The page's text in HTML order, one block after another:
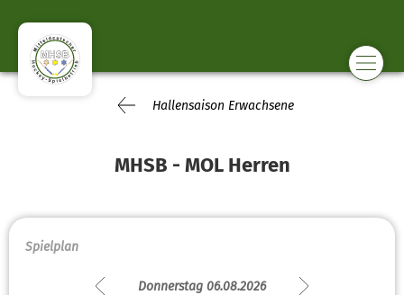
Hallensaison Erwachsene
MHSB - MOL Herren
Spielplan
Donnerstag 06.08.2026